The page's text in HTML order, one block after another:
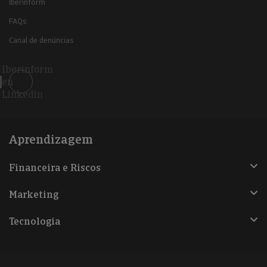
Iberinform
FAQs
Canal de denúncias
Iberinform
en
Linkedin
Aprendizagem
Financeira e Riscos
Marketing
Tecnologia